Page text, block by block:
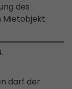
des
Mietobjekt
darf der